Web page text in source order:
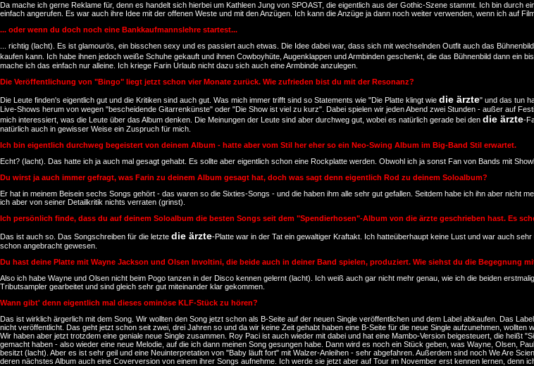
Da mache ich gerne Reklame für, denn es handelt sich hierbei um Kathleen Jung von SPOAST, die eigentlich aus der Gothic-Szene stammt. Ich bin
einfach angerufen. Es war auch ihre Idee mit der offenen Weste und mit den Anzügen. Ich kann die Anzüge ja dann noch weiter verwenden, wenn ich auf
... oder wenn du doch noch eine Bankkaufmannslehre startest...
... richtig (lacht). Es ist glamourös, ein bisschen sexy und es passiert auch etwas. Die Idee dabei war, dass sich mit wechselnden Outfit auch das
kaufen kann. Ich habe ihnen jedoch weiße Schuhe gekauft und ihnen Cowboyhüte, Augenklappen und Armbinden geschenkt, die das Bühnenbild dann ein
mache ich das einfach nur alleine. Ich kriege Farin Urlaub nicht dazu sich auch eine Armbinde anzulegen.
Die Veröffentlichung von "Bingo" liegt jetzt schon vier Monate zurück. Wie zufrieden bist du mit der Resonanz?
Die Leute finden's eigentlich gut und die Kritiken sind auch gut. Was mich immer trifft sind so Statements wie "Die Platte klingt wie die ärzte" und das tun
Live-Shows herum von wegen "bescheidende Gitarrenkünste" oder "Die Show ist viel zu kurz". Dabei spielen wir jeden Abend zwei Stunden - außer auf
mich interessiert, was die Leute über das Album denken. Die Meinungen der Leute sind aber durchweg gut, wobei es natürlich gerade bei den die ärzte-
natürlich auch in gewisser Weise ein Zuspruch für mich.
Ich bin eigentlich durchweg begeistert von deinem Album - hatte aber vom Stil her eher so ein Neo-Swing Album im Big-Band Stil erwartet.
Echt? (lacht). Das hatte ich ja auch mal gesagt gehabt. Es sollte aber eigentlich schon eine Rockplatte werden. Obwohl ich ja sonst Fan von Bands mit
Du wirst ja auch immer gefragt, was Farin zu deinem Album gesagt hat, doch was sagt denn eigentlich Rod zu deinem Soloalbum?
Er hat in meinem Beisein sechs Songs gehört - das waren so die Sixties-Songs - und die haben ihm alle sehr gut gefallen. Seitdem habe ich ihn aber nicht
ich aber von seiner Detailkritik nichts verraten (grinst).
Ich persönlich finde, dass du auf deinem Soloalbum die besten Songs seit dem "Spendierhosen"-Album von die ärzte geschrieben hast. Es
Das ist auch so. Das Songschreiben für die letzte die ärzte-Platte war in der Tat ein gewaltiger Kraftakt. Ich hatteüberhaupt keine Lust und war auch
schon angebracht gewesen.
Du hast deine Platte mit Wayne Jackson und Olsen Involtini, die beide auch in deiner Band spielen, produziert. Wie siehst du die Begegnung
Also ich habe Wayne und Olsen nicht beim Pogo tanzen in der Disco kennen gelernt (lacht). Ich weiß auch gar nicht mehr genau, wie ich die beiden
Tributsampler gearbeitet und sind gleich sehr gut miteinander klar gekommen.
Wann gibt' denn eigentlich mal dieses ominöse KLF-Stück zu hören?
Das ist wirklich ärgerlich mit dem Song. Wir wollten den Song jetzt schon als B-Seite auf der neuen Single veröffentlichen und dem Label abkaufen. Das
nicht veröffentlicht. Das geht jetzt schon seit zwei, drei Jahren so und da wir keine Zeit gehabt haben eine B-Seite für die neue Single aufzunehmen, wollten
Wir haben aber jetzt trotzdem eine geniale neue Single zusammen. Roy Paci ist auch wieder mit dabei und hat eine Mambo-Version beigesteuert, die
gemacht haben - also wieder eine neue Melodie, auf die ich dann meinen Song gesungen habe. Dann wird es noch ein Stück geben, was Wayne, Olsen,
besitzt (lacht). Aber es ist sehr geil und eine Neuinterpretation von "Baby läuft fort" mit Walzer-Anleihen - sehr abgefahren. Außerdem sind noch We Are
deren nächstes Album auch eine Coverversion von einem ihrer Songs aufnehme. Ich werde sie jetzt aber auf Tour im November erst kennen lernen, denn